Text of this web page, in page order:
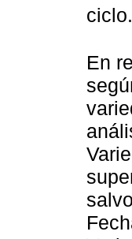
ciclo.
En